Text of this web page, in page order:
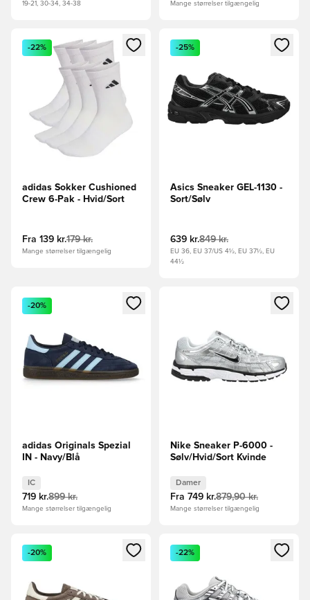
19-21, 30-34, 34-38 Mange størrelser tilgængelig
Åbner en Modal til at logge ind eller tilmelde dig som
-22%
adidas Sokker Cushioned
Crew 6-Pak - Hvid/Sort
Fra 139 kr.179 kr.
Mange størrelser tilgængelig
Åbner en Modal til at logge
-25%
Asics Sneaker GEL-1130 -
Sort/Sølv
639 kr.849 kr.
EU 36, EU 37/US 4½, EU 37½, EU
44½
Åbner en Modal til at logge ind eller tilmelde dig som
-20%
adidas Originals Spezial
IN - Navy/Blå
IC
719 kr.899 kr.
Mange størrelser tilgængelig
Åbner en Modal til at logge
Nike Sneaker P-6000 -
Sølv/Hvid/Sort Kvinde
Damer
Fra 749 kr.879,90 kr.
Mange størrelser tilgængelig
Åbner en Modal til at logge ind eller tilmelde dig som
-20%
Åbner en Modal til at logge
-22%